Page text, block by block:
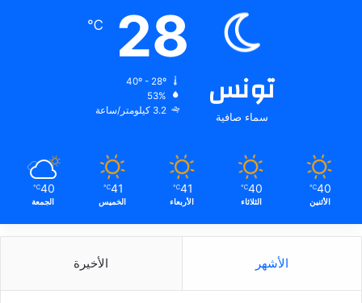
تونس
سماء صافية
28
℃
53%
3.2 كيلومتر/ساعة
40
℃
الأثنين
40
℃
الثلاثاء
41
℃
الأربعاء
41
℃
الخميس
40
℃
الجمعة
الأشهر الأخيرة